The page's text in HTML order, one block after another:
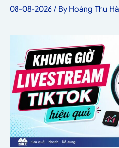
08-08-2026 / By Hoàng Thu Hà